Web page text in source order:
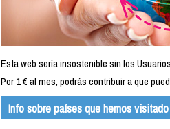
Esta web sería insostenible sin los
Por 1 € al mes, podrás contribuir a que
Info sobre países que hemos visitado